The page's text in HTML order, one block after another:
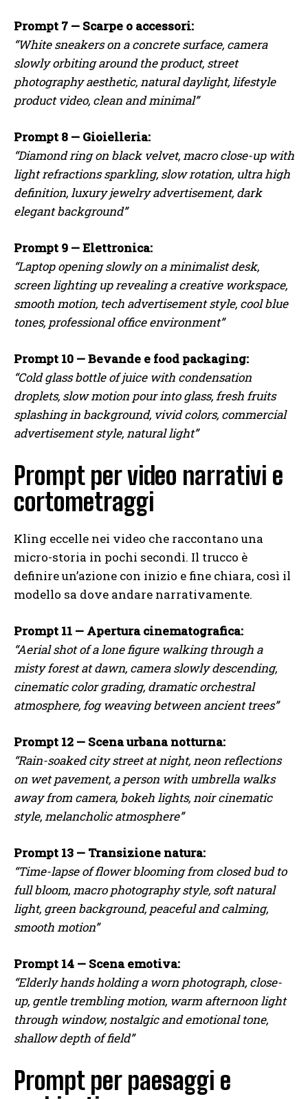
Prompt 7 — Scarpe o accessori:
“White sneakers on a concrete surface, camera
slowly orbiting around the product, street
photography aesthetic, natural daylight, lifestyle
product video, clean and minimal”
Prompt 8 — Gioielleria:
“Diamond ring on black velvet, macro close-up with
light refractions sparkling, slow rotation, ultra high
definition, luxury jewelry advertisement, dark
elegant background”
Prompt 9 — Elettronica:
“Laptop opening slowly on a minimalist desk,
screen lighting up revealing a creative workspace,
smooth motion, tech advertisement style, cool blue
tones, professional office environment”
Prompt 10 — Bevande e food packaging:
“Cold glass bottle of juice with condensation
droplets, slow motion pour into glass, fresh fruits
splashing in background, vivid colors, commercial
advertisement style, natural light”
Prompt per video narrativi e
cortometraggi
Kling eccelle nei video che raccontano una
micro-storia in pochi secondi. Il trucco è
definire un’azione con inizio e fine chiara, così il
modello sa dove andare narrativamente.
Prompt 11 — Apertura cinematografica:
“Aerial shot of a lone figure walking through a
misty forest at dawn, camera slowly descending,
cinematic color grading, dramatic orchestral
atmosphere, fog weaving between ancient trees”
Prompt 12 — Scena urbana notturna:
“Rain-soaked city street at night, neon reflections
on wet pavement, a person with umbrella walks
away from camera, bokeh lights, noir cinematic
style, melancholic atmosphere”
Prompt 13 — Transizione natura:
“Time-lapse of flower blooming from closed bud to
full bloom, macro photography style, soft natural
light, green background, peaceful and calming,
smooth motion”
Prompt 14 — Scena emotiva:
“Elderly hands holding a worn photograph, close-
up, gentle trembling motion, warm afternoon light
through window, nostalgic and emotional tone,
shallow depth of field”
Prompt per paesaggi e